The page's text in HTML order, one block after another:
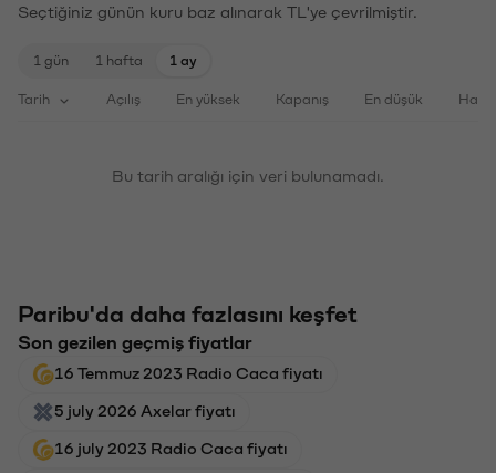
Seçtiğiniz günün kuru baz alınarak TL'ye çevrilmiştir.
1 gün 1 hafta 1 ay
Tarih Açılış En yüksek Kapanış En düşük
Bu tarih aralığı için veri bulunamadı.
Paribu'da daha fazlasını keşfet
Son gezilen geçmiş fiyatlar
16 Temmuz 2023 Radio Caca fiyatı
5 july 2026 Axelar fiyatı
16 july 2023 Radio Caca fiyatı